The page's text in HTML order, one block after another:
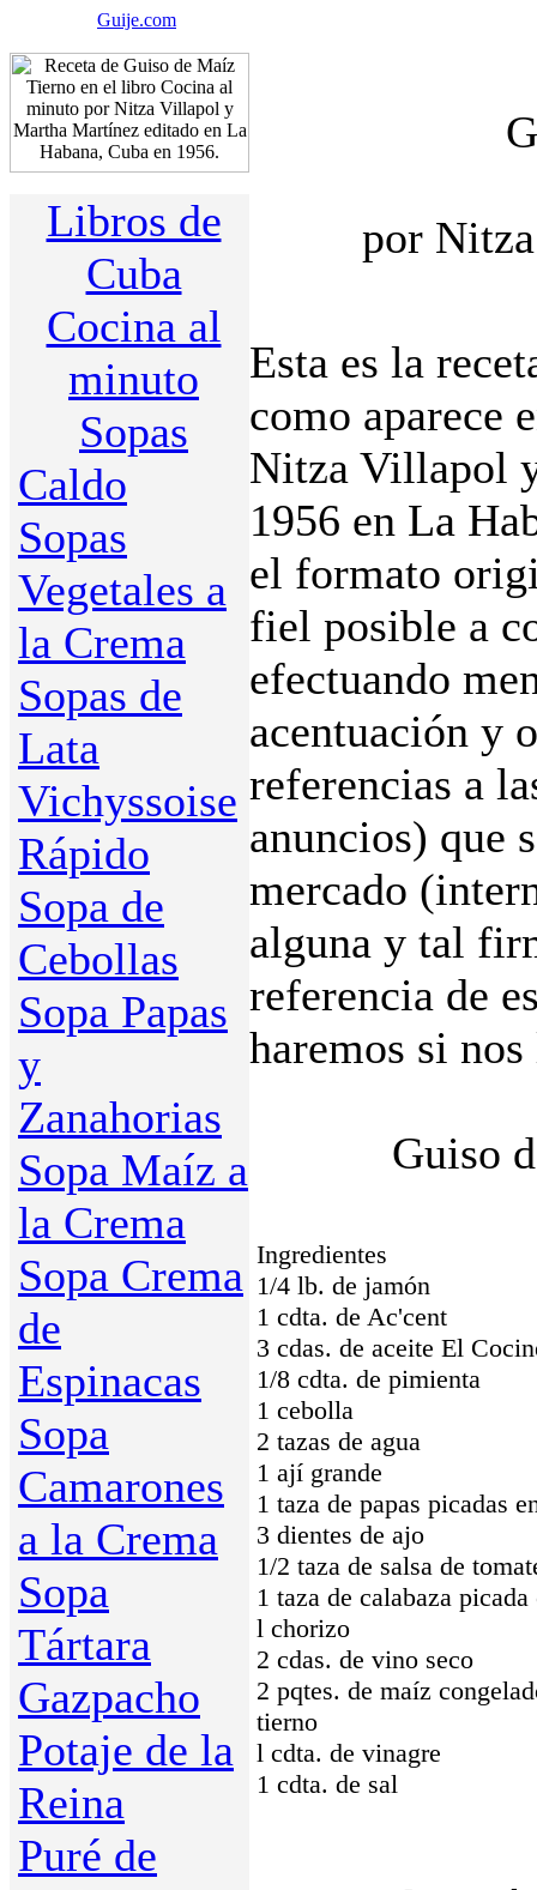
Guije.com
Libros de
Cuba
Cocina al
minuto
Sopas
Caldo
Sopas
Vegetales a
la Crema
Sopas de
Lata
Vichyssoise
Rápido
Sopa de
Cebollas
Sopa Papas
y
Zanahorias
Sopa Maíz a
la Crema
Sopa Crema
de
Espinacas
Sopa
Camarones
a la Crema
Sopa
Tártara
Gazpacho
Potaje de la
Reina
Puré de
por
Esta es la
como aparece
Nitza Villapol
1956 en La
el formato
fiel posible a
efectuando
acentuación y
referencias a
anuncios) que
mercado
alguna y tal
referencia de
haremos si
Guiso
Ingredientes
1/4 lb. de jamón
1 cdta. de Ac'cent
3 cdas. de aceite El
1/8 cdta. de pimienta
1 cebolla
2 tazas de agua
1 ají grande
1 taza de papas picadas
3 dientes de ajo
1/2 taza de salsa de
1 taza de calabaza
l chorizo
2 cdas. de vino seco
2 pqtes. de maíz
tierno
l cdta. de vinagre
1 cdta. de sal